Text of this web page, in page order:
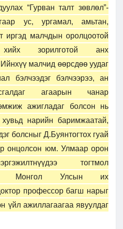
“Гурван талт зөвлөл”-
ус, ургамал, амьтан,
иргэд малчдын оролцоотой
хийх зорилготой анх
малчид өөрсдөө уудаг
бэлчээдэг бэлчээрээ, ан
агаарын чанар
ажигладаг болсон нь
нарийн баримжаатай,
болсныг Д.Буянтогтох гуай
онцолсон юм. Улмаар орон
тогтмол
Монгол Улсын их
профессор багш нарыг
үйл ажиллагаагаа явуулдаг